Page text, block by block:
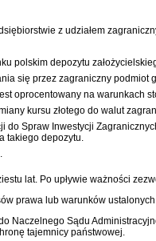
z udziałem
polskim depozytu
się przez zagraniczny podmiot
oprocentowany na warunkach
kursu złotego do walut
Spraw Inwestycji
takiego depozytu.
lat. Po upływie ważności
prawa lub warunków ustalonych
Naczelnego Sądu
tajemnicy państwowej.